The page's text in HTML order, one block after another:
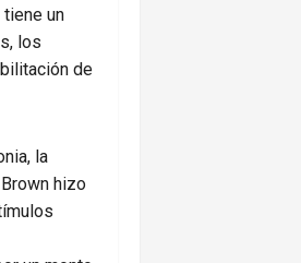
tiene un
los
de
la
hizo